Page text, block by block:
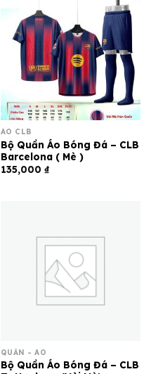
ÁO CLB
Bộ Quần Áo Bóng Đá – CLB
Barcelona ( Mè )
135,000 ₫
QUẦN - ÁO
Bộ Quần Áo Bóng Đá – CLB